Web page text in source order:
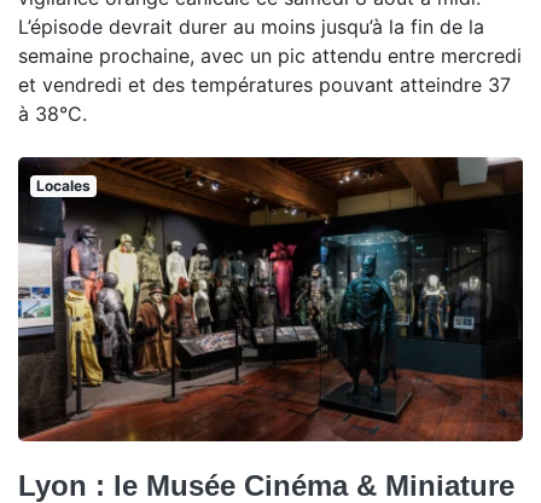
L’épisode devrait durer au moins jusqu’à la fin de la
semaine prochaine, avec un pic attendu entre mercredi
et vendredi et des températures pouvant atteindre 37
à 38°C.
Locales
Lyon : le Musée Cinéma & Miniature